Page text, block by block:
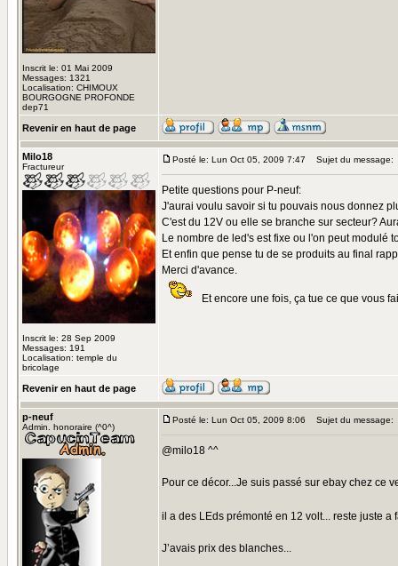
Inscrit le: 01 Mai 2009
Messages: 1321
Localisation: CHIMOUX
BOURGOGNE PROFONDE
dep71
Revenir en haut de page
Milo18
Fractureur
Inscrit le: 28 Sep 2009
Messages: 191
Localisation: temple du
bricolage
Posté le: Lun Oct 05, 2009 7:47 Sujet du message:
Petite questions pour P-neuf:
J'aurai voulu savoir si tu pouvais nous donnez
C'est du 12V ou elle se branche sur secteur?
Le nombre de led's est fixe ou l'on peut modulé
Et enfin que pense tu de se produits au final
Merci d'avance.
Et encore une fois, ça tue ce que vous
Revenir en haut de page
p-neuf
Admin. honoraire (^0^)
Posté le: Lun Oct 05, 2009 8:06 Sujet du message:
@milo18 ^^
Pour ce décor...Je suis passé sur ebay chez ce
il a des LEds prémonté en 12 volt... reste juste
J’avais prix des blanches...